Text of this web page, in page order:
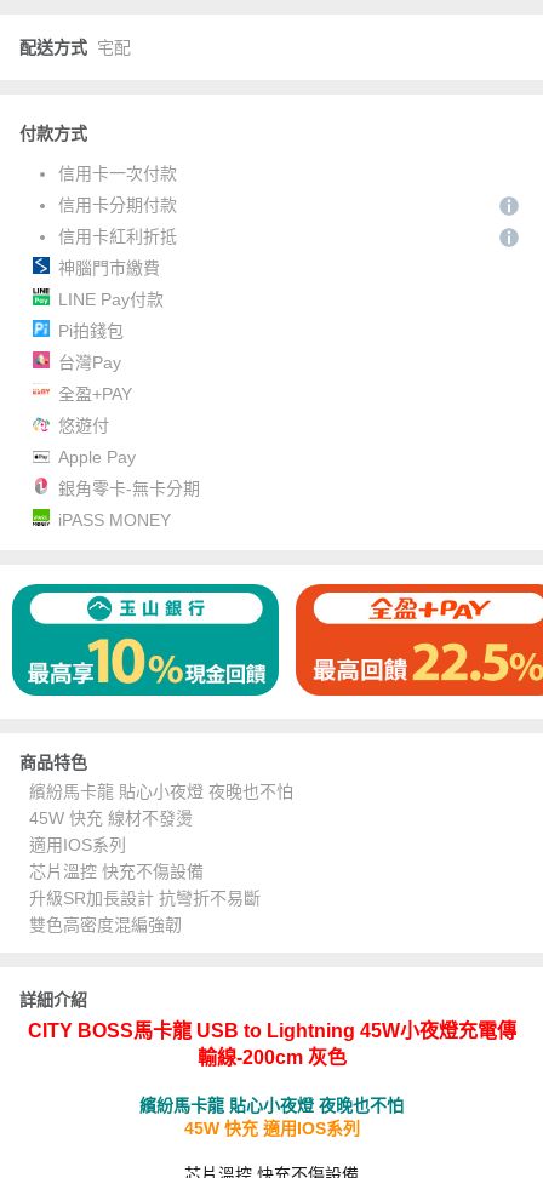
配送方式 宅配
付款方式
信用卡一次付款
信用卡分期付款
信用卡紅利折抵
神腦門市繳費
LINE Pay付款
Pi拍錢包
台灣Pay
全盈+PAY
悠遊付
Apple Pay
銀角零卡-無卡分期
iPASS MONEY
商品特色
繽紛馬卡龍 貼心小夜燈 夜晚也不怕
45W 快充 線材不發燙
適用IOS系列
芯片溫控 快充不傷設備
升級SR加長設計 抗彎折不易斷
雙色高密度混編強韌
詳細介紹
CITY BOSS馬卡龍 USB to Lightning 45W小夜燈充電傳
輸線-200cm 灰色
繽紛馬卡龍 貼心小夜燈 夜晚也不怕
45W 快充 適用IOS系列